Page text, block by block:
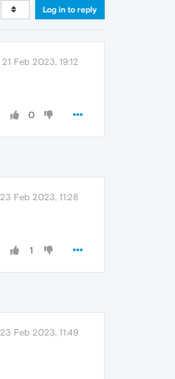
Log in to reply
21 Feb 2023, 19:12
0
23 Feb 2023, 11:28
1
23 Feb 2023, 11:49